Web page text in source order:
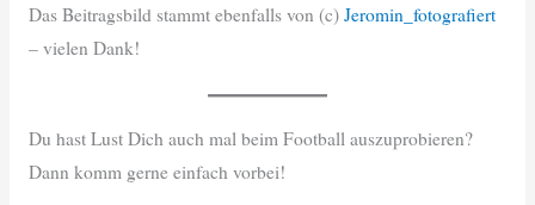
Das Beitragsbild stammt ebenfalls von (c) Jeromin_fotografiert
– vielen Dank!
Du hast Lust Dich auch mal beim Football auszuprobieren?
Dann komm gerne einfach vorbei!